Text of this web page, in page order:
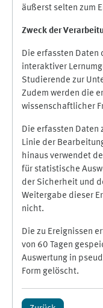
äußerst selten zum
Zweck der
Die erfassten
interaktiver
Studierende zur
Zudem werden die
wissenschaftlicher
Die erfassten Daten
Linie der
hinaus verwendet
für statistische
der Sicherheit und
Weitergabe dieser
nicht.
Die zu Ereignissen
von 60 Tagen
Auswertung in
Form gelöscht.